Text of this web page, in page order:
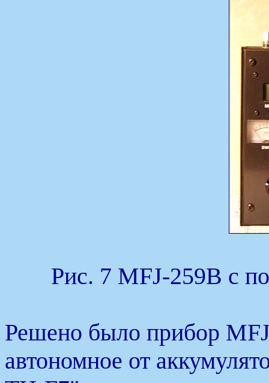
Рис. 7 MFJ-259B с
Решено было прибор
автономное от